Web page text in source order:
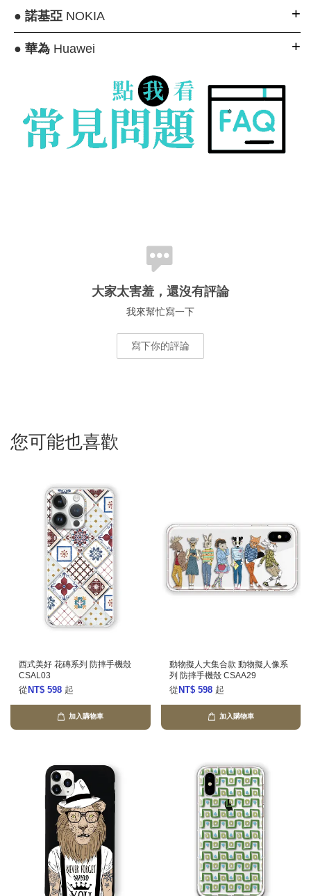
● 諾基亞NOKIA
● 華為Huawei
大家太害羞，還沒有評論
我來幫忙寫一下
寫下你的評論
您可能也喜歡
西式美好 花磚系列 防摔手機殼
CSAL03
從 NT$ 598 起
加入購物車
動物擬人大集合款 動物擬人像系
列 防摔手機殼 CSAA29
從 NT$ 598 起
加入購物車